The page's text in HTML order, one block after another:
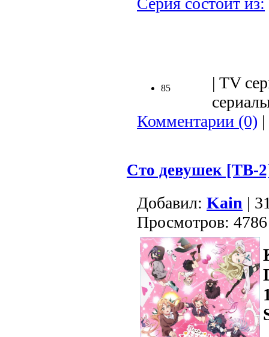
85
| TV
Комментарии (0) |
Сто девушек [ТВ-
Добавил: Kain |
Просмотров: 4786